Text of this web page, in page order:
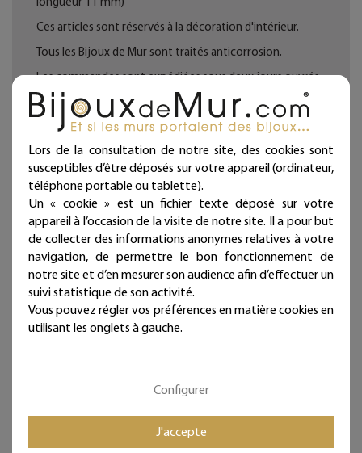
Ces articles sont réservés à la décoration d'intérieur.
Tous les Bijoux de Mur sont traités anticorrosion.
Les commandes sont expédiées sous deux jours ouvrés.
Mieux qu'un sticker ou un autocollant, nos décorations
murales en fil de fer donneront du relief à vos murs et
sont intemporelles et repositionnables à l'infini !
Bijoux de mur, et si les murs portaient des bijoux...
Fiche technique
Caractéristique
Type de bijoux Message coloré - Grand modèle
Lors de la consultation de notre site, des cookies sont
susceptibles d’être déposés sur votre appareil (ordinateur,
téléphone portable ou tablette).
Un « cookie » est un fichier texte déposé sur votre
appareil à l’occasion de la visite de notre site. Il a pour but
de collecter des informations anonymes relatives à votre
navigation, de permettre le bon fonctionnement de
notre site et d’en mesurer son audience afin d’effectuer un
suivi statistique de son activité.
Vous pouvez régler vos préférences en matière cookies en
utilisant les onglets à gauche.
Configurer
J'accepte